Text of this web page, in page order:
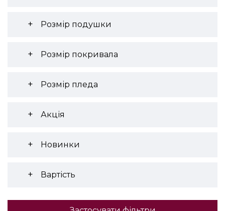
Розмір подушки
Розмір покривала
Розмір пледа
Акція
Новинки
Вартість